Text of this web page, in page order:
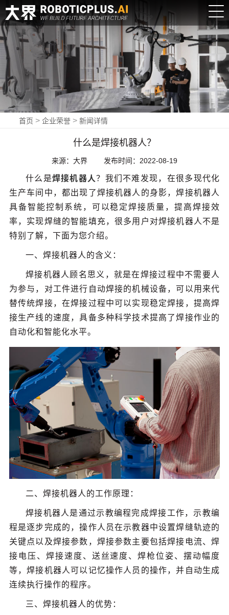
登
录
新闻中心
NEWS
首页 >企业荣誉 >新闻详情
什么是焊接机器人？
来源：大界 发布时间：2022-08-19
什么是焊接机器人？我们不难发现，在很多现代化
生产车间中，都出现了焊接机器人的身影，焊接机器人
具备智能控制系统，可以稳定焊接质量，提高焊接效
率，实现焊缝的智能填充，很多用户对焊接机器人不是
特别了解，下面为您介绍。
一、焊接机器人的含义：
焊接机器人顾名思义，就是在焊接过程中不需要人
为参与，对工件进行自动焊接的机械设备，可以用来代
替传统焊接，在焊接过程中可以实现稳定焊接，提高焊
接生产线的速度，具备多种科学技术提高了焊接作业的
自动化和智能化水平。
二、焊接机器人的工作原理：
焊接机器人是通过示教编程完成焊接工作，示教编
程是逐步完成的，操作人员在示教器中设置焊缝轨迹的
关键点以及焊接参数，焊接参数主要包括焊接电流、焊
接电压、焊接速度、送丝速度、焊枪位姿、摆动幅度
等，焊接机器人可以记忆操作人员的操作，并自动生成
连续执行操作的程序。
三、焊接机器人的优势：